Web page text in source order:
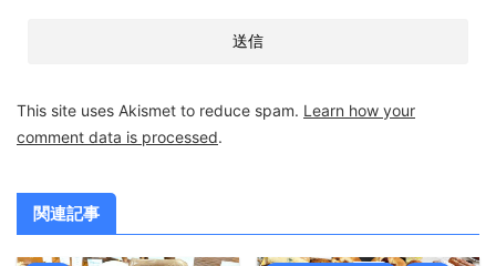
This site uses Akismet to reduce spam. Learn how your
comment data is processed.
関連記事